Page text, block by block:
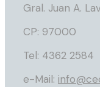
Gral. Juan A.
CP: 97000
Tel: 4362 2584
e-Mail: